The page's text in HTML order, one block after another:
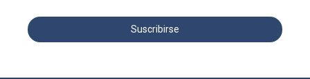
Suscribirse